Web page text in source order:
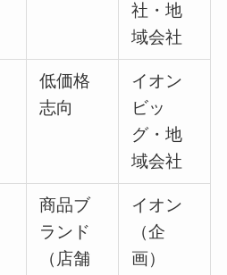
社・地
域会社
低価格
志向
イオン
ビッ
グ・地
域会社
商品ブ
ランド
（店舗
イオン
（企
画）